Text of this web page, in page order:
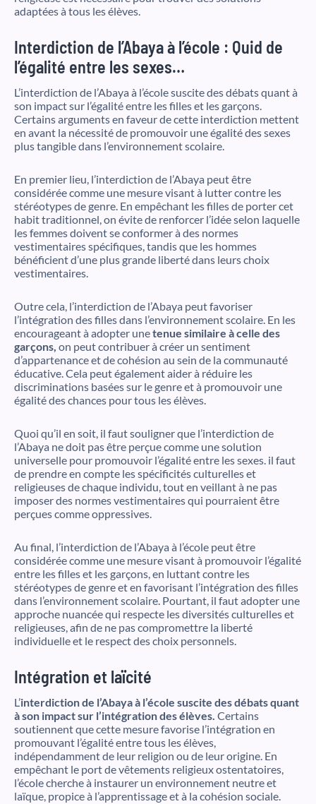
adaptées à tous les élèves.
Interdiction de l’Abaya à l’école : Quid de
l’égalité entre les sexes…
L’interdiction de l’Abaya à l’école suscite des débats quant à
son impact sur l’égalité entre les filles et les garçons.
Certains arguments en faveur de cette interdiction mettent
en avant la nécessité de promouvoir une égalité des sexes
plus tangible dans l’environnement scolaire.
En premier lieu, l’interdiction de l’Abaya peut être
considérée comme une mesure visant à lutter contre les
stéréotypes de genre. En empêchant les filles de porter cet
habit traditionnel, on évite de renforcer l’idée selon laquelle
les femmes doivent se conformer à des normes
vestimentaires spécifiques, tandis que les hommes
bénéficient d’une plus grande liberté dans leurs choix
vestimentaires.
Outre cela, l’interdiction de l’Abaya peut favoriser
l’intégration des filles dans l’environnement scolaire. En les
encourageant à adopter unetenue similaire à celle des
garçons, on peut contribuer à créer un sentiment
d’appartenance et de cohésion au sein de la communauté
éducative. Cela peut également aider à réduire les
discriminations basées sur le genre et à promouvoir une
égalité des chances pour tous les élèves.
Quoi qu’il en soit, il faut souligner que l’interdiction de
l’Abaya ne doit pas être perçue comme une solution
universelle pour promouvoir l’égalité entre les sexes. il faut
de prendre en compte les spécificités culturelles et
religieuses de chaque individu, tout en veillant à ne pas
imposer des normes vestimentaires qui pourraient être
perçues comme oppressives.
Au final, l’interdiction de l’Abaya à l’école peut être
considérée comme une mesure visant à promouvoir l’égalité
entre les filles et les garçons, en luttant contre les
stéréotypes de genre et en favorisant l’intégration des filles
dans l’environnement scolaire. Pourtant, il faut adopter une
approche nuancée qui respecte les diversités culturelles et
religieuses, afin de ne pas compromettre la liberté
individuelle et le respect des choix personnels.
Intégration et laïcité
L’interdiction de l’Abaya à l’école suscite des débats quant
à son impact sur l’intégration des élèves. Certains
soutiennent que cette mesure favorise l’intégration en
promouvant l’égalité entre tous les élèves,
indépendamment de leur religion ou de leur origine. En
empêchant le port de vêtements religieux ostentatoires,
l’école cherche à instaurer un environnement neutre et
laïque, propice à l’apprentissage et à la cohésion sociale.